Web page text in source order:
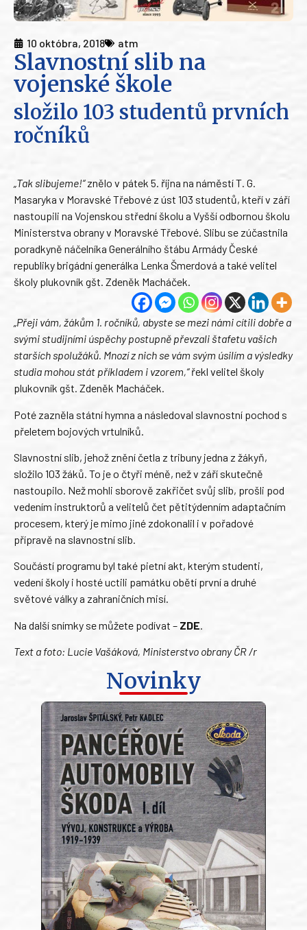
10 októbra, 2018 atm
Slavnostní slib na
vojenské škole
složilo 103 studentů prvních
ročníků
„Tak slibujeme!“znělo v pátek 5. října na náměstí T. G.
Masaryka v Moravské Třebové z úst 103 studentů, kteří v září
nastoupili na Vojenskou střední školu a Vyšší odbornou školu
Ministerstva obrany v Moravské Třebové. Slibu se zúčastnila
poradkyně náčelníka Generálního štábu Armády České
republiky brigádní generálka Lenka Šmerdová a také velitel
školy plukovník gšt. Zdeněk Macháček.
„Přeji vám, žákům 1. ročníků, abyste se mezi námi cítili dobře a
svými studijními úspěchy postupně převzali štafetu vašich
starších spolužáků. Mnozí z nich se vám svým úsilím a výsledky
studia mohou stát příkladem i vzorem,“řekl velitel školy
plukovník gšt. Zdeněk Macháček.
Poté zazněla státní hymna a následoval slavnostní pochod s
přeletem bojových vrtulníků.
Slavnostní slib, jehož znění četla z tribuny jedna z žákyň,
složilo 103 žáků. To je o čtyři méně, než v září skutečně
nastoupilo. Než mohli sborově zakřičet svůj slib, prošli pod
vedením instruktorů a velitelů čet pětitýdenním adaptačním
procesem, který je mimo jiné zdokonalil i v pořadové
přípravě na slavnostní slib.
Součástí programu byl také pietní akt, kterým studenti,
vedení školy i hosté uctili památku obětí první a druhé
světové války a zahraničních misí.
Na další snímky se můžete podívat – ZDE
Text a foto: Lucie Vašáková, Ministerstvo obrany ČR /r
Novinky